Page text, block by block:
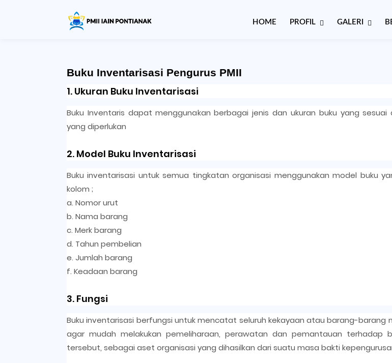
HOME PROFIL GALERI
Buku Inventarisasi Pengurus PMII
1. Ukuran Buku Inventarisasi
Buku Inventaris dapat menggunakan berbagai jenis dan ukuran buku yang sesuai
yang diperlukan
2. Model Buku Inventarisasi
Buku inventarisasi untuk semua tingkatan organisasi menggunakan model buku
kolom ;
a. Nomor urut
b. Nama barang
c. Merk barang
d. Tahun pembelian
e. Jumlah barang
f. Keadaan barang
3. Fungsi
Buku inventarisasi berfungsi untuk mencatat seluruh kekayaan atau barang-barang
agar mudah melakukan pemeliharaan, perawatan dan pemantauan terhadap
tersebut, sebagai aset organisasi yang dihasilkan dari suatu masa bakti